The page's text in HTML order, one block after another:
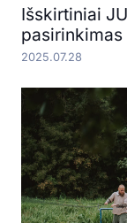
Išskirtiniai
2025.07.28